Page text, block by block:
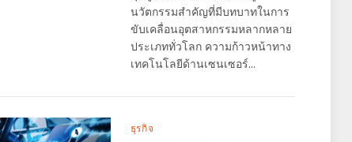
นวัตกรรมสำคัญที่มีบทบาทในการ
ขับเคลื่อนอุตสาหกรรมหลากหลาย
ประเภททั่วโลก ความก้าวหน้าทาง
เทคโนโลยีด้านเซนเซอร์…
ธุรกิจ